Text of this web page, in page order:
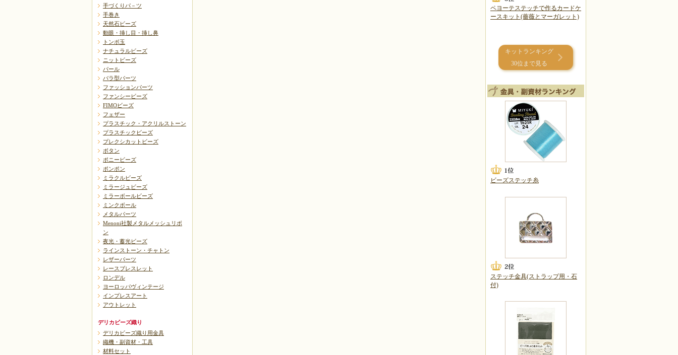
手づくりパ－ツ
手巻き
天然石ビーズ
動眼・挿し目・挿し鼻
トンボ玉
ナチュラルビーズ
ニットビーズ
パール
バラ型パーツ
ファッションパーツ
ファンシービーズ
FIMOビーズ
フェザー
プラスチック・アクリルストーン
プラスチックビーズ
プレクシカットビーズ
ボタン
ポニービーズ
ポンポン
ミラクルビーズ
ミラージュビーズ
ミラーボールビーズ
ミンクボール
メタルパーツ
Menoni社製メタルメッシュリボ
ン
夜光・蓄光ビーズ
ラインストーン・チャトン
レザーパーツ
レースブレスレット
ロンデル
ヨーロッパヴィンテージ
インプレスアート
アウトレット
デリカビーズ織り
デリカビーズ織り用金具
織機・副資材・工具
材料セット
ペヨーテステッチで作るカードケ
ースキット(薔薇とマーガレット)
キットランキング
30位まで見る
ビーズステッチ糸
ステッチ金具(ストラップ用・石
付)